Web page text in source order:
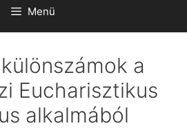
Menü
a
Eucharisztikus
alkalmából